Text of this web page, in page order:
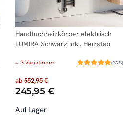
Handtuchheizkörper elektrisch
LUMIRA Schwarz inkl. Heizstab
+ 3 Variationen (328)
ab 552,95 €
245,95 €
Auf Lager